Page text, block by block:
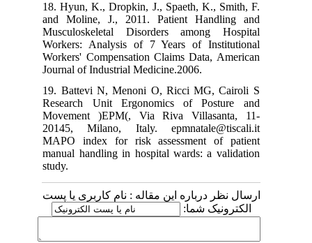
18. Hyun, K., Dropkin, J., Spaeth, K.,
and Moline, J., 2011. Patient
Musculoskeletal Disorders among
Workers: Analysis of 7 Years of
Workers' Compensation Claims Data,
Journal of Industrial Medicine.2006.
19. Battevi N, Menoni O, Ricci MG,
Research Unit Ergonomics of
Movement )EPM(, Via Riva
20145, Milano, Italy.
MAPO index for risk assessment
manual handling in hospital wards: a
درباره این مقاله : نام کاربری یا پست